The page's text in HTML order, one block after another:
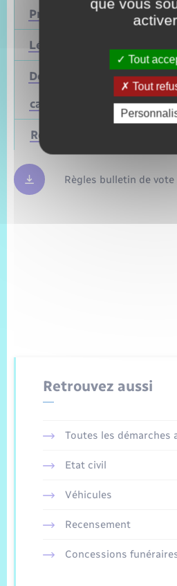
Présidentielle 2027
Législatives
Départementales
cantonales)
Mars
Régionales
Règles bulletin de vote
Retrouvez aussi
Toutes les démarches
Etat civil
Véhicules
Recensement
Concessions
activer
Tout
Tout